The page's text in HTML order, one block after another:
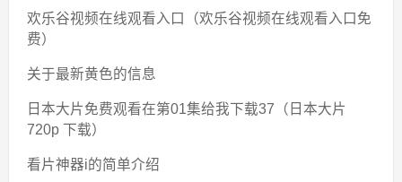
欢乐谷视频在线观看入口（欢乐谷视频在线观看入口免
费）
关于最新黄色的信息
日本大片免费观看在第01集给我下载37（日本大片
720p 下载）
看片神器i的简单介绍